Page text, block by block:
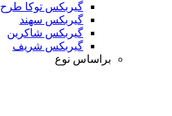
گیربکس توکا طرح
گیربکس سهند
گیربکس شاکرین
گیربکس شریف
براساس نوع